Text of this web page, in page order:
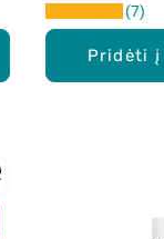
Pridėti į
7